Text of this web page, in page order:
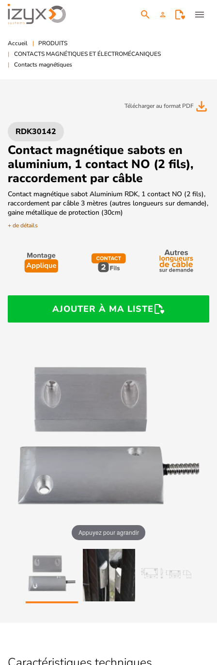
search person menu
Accueil
PRODUITS
CONTACTS MAGNÉTIQUES ET ÉLECTROMÉCANIQUES
Contacts magnétiques
Télécharger au format PDF file_download
RDK30142
Contact magnétique sabots en
aluminium, 1 contact NO (2 fils),
raccordement par câble
Contact magnétique sabot Aluminium RDK, 1 contact NO (2 fils),
raccordement par câble 3 mètres (autres longueurs sur demande),
gaine métallique de protection (30cm)
+ de détails
AJOUTER À MA LISTE
Appuyez pour agrandir